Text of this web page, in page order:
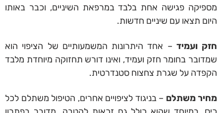
מספיקה פגישה אחת בלבד במרפאת השיניים, וכבר באותו
היום תצאו עם שיניים חדשות.
חזק ועמיד – אחד היתרונות המשמעותיים של הציפוי הוא
שמדובר בחומר חזק ועמיד, ואינו דורש תחזוקה מיוחדת מלבד
הקפדה על שגרת צחצוח סטנדרטית.
מחיר משתלם – בניגוד לציפויים אחרים, הטיפול משתלם לכל